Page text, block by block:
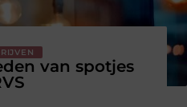
van spotjes